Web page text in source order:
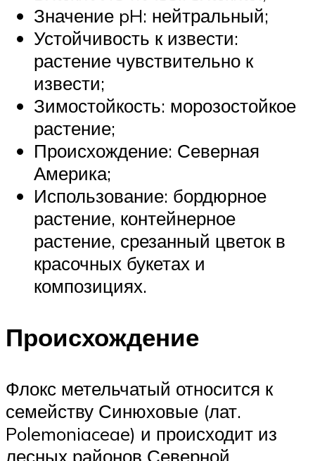
Значение pH: нейтральный;
Устойчивость к извести:
растение чувствительно к
извести;
Зимостойкость: морозостойкое
растение;
Происхождение: Северная
Америка;
Использование: бордюрное
растение, контейнерное
растение, срезанный цветок в
красочных букетах и
композициях.
Происхождение
Флокс метельчатый относится к
семейству Синюховые (лат.
Polemoniaceae) и происходит из
лесных районов Северной